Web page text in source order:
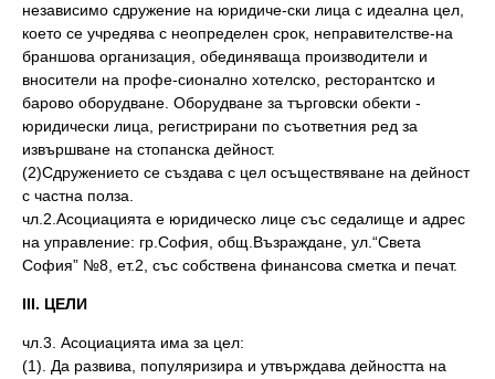
независимо сдружение на юридиче-ски лица с идеална цел,
което се учредява с неопределен срок, неправителстве-на
браншова организация, обединяваща производители и
вносители на профе-сионално хотелско, ресторантско и
барово оборудване. Оборудване за търговски обекти -
юридически лица, регистрирани по съответния ред за
извършване на стопанска дейност.
(2)Сдружението се създава с цел осъществяване на дейност
с частна полза.
чл.2.Асоциацията е юридическо лице със седалище и адрес
на управление: гр.София, общ.Възраждане, ул.“Света
София” №8, ет.2, със собствена финансова сметка и печат.
ІІІ. ЦЕЛИ
чл.3. Асоциацията има за цел:
(1). Да развива, популяризира и утвърждава дейността на